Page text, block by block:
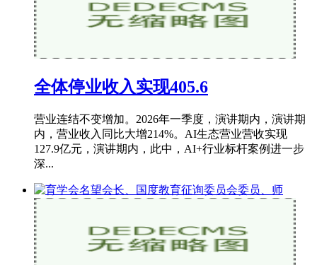
全体停业收入实现405.6
营业连结不变增加。2026年一季度，演讲期内，演讲期
内，营业收入同比大增214%。AI生态营业营收实现
127.9亿元，演讲期内，此中，AI+行业标杆案例进一步
深...